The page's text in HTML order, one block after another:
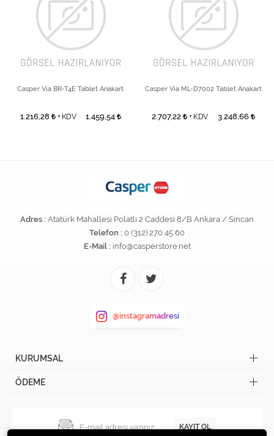
Casper Via BR-T4E Tablet Anakart
1.216,28 + KDV 1.459,54
Casper Via ML-D7002 Tablet Anakart
2.707,22 + KDV 3.248,66
Adres : Atatürk Mahallesi Polatlı 2 Caddesi 8/B Ankara / Sincan
Telefon : 0 (312) 270 45 60
E-Mail : info@casperstore.net
@instagramadresi
KURUMSAL
ÖDEME
KAYIT OL